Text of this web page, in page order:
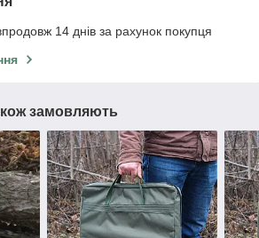
14 днів за рахунок покупця
замовляють